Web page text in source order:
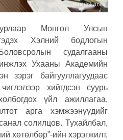
Монгол Улсын
Хэлний бодлогын
судалгааны
Ухааны Академийн
зэрэг байгууллагуудаас
хийгдсэн суурь
үйл ажиллагаа,
арга хэмжээнүүдийг
солилцов. Тухайлбал,
хөтөлбөр”-ийн хэрэгжилт,